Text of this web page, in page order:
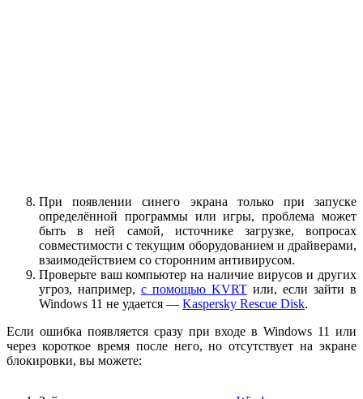
При появлении синего экрана только при запуске
определённой программы или игры, проблема может
быть в ней самой, источнике загрузке, вопросах
совместимости с текущим оборудованием и драйверами,
взаимодействием со сторонним антивирусом.
Проверьте ваш компьютер на наличие вирусов и других
угроз, например, с помощью KVRT или, если зайти в
Windows 11 не удается — Kaspersky Rescue Disk.
Если ошибка появляется сразу при входе в Windows 11 или
через короткое время после него, но отсутствует на экране
блокировки, вы можете: